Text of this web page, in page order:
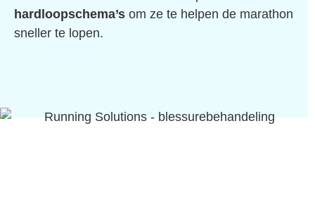
hardloopschema’s om ze te helpen de marathon
sneller te lopen.